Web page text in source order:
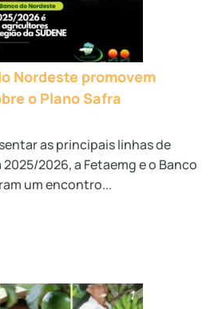
Nordeste promovem
o Plano Safra
as principais linhas de
2026, a Fetaemg e o Banco
um encontro...